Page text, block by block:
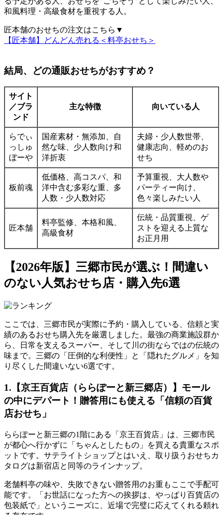
和風料理・高級食材を重視する人。
匠本舗のおせちの注文はこちら▼
【匠本舗】どんどん売れる＜料亭おせち＞
結局、どの通販おせちがおすすめ？
サイト
／ブラ
ンド
主な特徴 向いている人
らでぃ
っしゅ
ぼーや
国産素材・無添加、自
然な味、少人数向け和
洋折衷
夫婦・少人数世帯、
健康志向、軽めのお
せち
板前魂
低価格、高コスパ、和
洋中含む多彩な重、多
人数・少人数対応
予算重視、大人数や
パーティー向け、
色々楽しみたい人
匠本舗
料亭監修、本格和風、
高級食材
伝統・品質重視、ゲ
ストを迎える上質な
お正月用
【2026年版】三郷市民が選ぶ！間違い
のない人気おせち店・購入先6選
ここでは、三郷市民が実際に予約・購入している、信頼と実
績のあるおせち購入先を厳選しました。最強の商業施設群か
ら、日常を支えるスーパー、そして川の街ならではの伝統の
味まで。 三郷の「圧倒的な利便性」と「隠れたグルメ」を知
り尽くした間違いない6選です。
1.【京王百貨店（ららぽーと新三郷店）】モール
の中にデパート！贈答用にも使える「信頼の百貨
店おせち」
ららぽーと新三郷の1階にある「京王百貨店」は、三郷市民
が都心へ行かずに「ちゃんとしたもの」を買える貴重なスポ
ットです。サテライトショップとはいえ、取り扱うおせちカ
タログは新宿店と同等のラインナップ。
老舗料亭の味や、失敗できない贈答用のお重もここで手配可
能です。
「お世話になった方への挨拶は、やっぱり百貨店の
包装紙で」
というニーズに、近場で完璧に応えてくれる頼れ